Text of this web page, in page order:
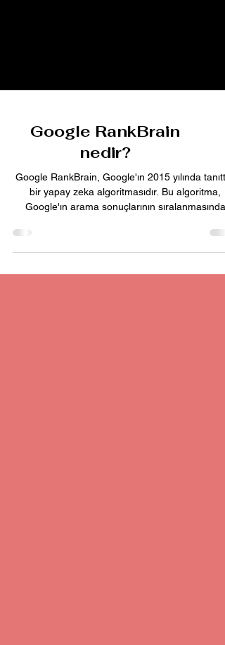
Google RankBrain
nedir?
Google RankBrain, Google'ın 2015 yılında
Google'ın arama sonuçlarının sıralanmasında